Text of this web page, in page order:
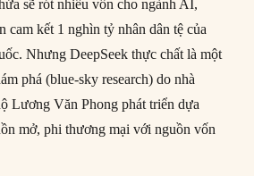
sẽ rót nhiều vốn cho ngành AI,
cam kết 1 nghìn tỷ nhân dân tệ của
Nhưng DeepSeek thực chất là một
phá (blue-sky research) do nhà
Lương Văn Phong phát triển dựa
mở, phi thương mại với nguồn vốn